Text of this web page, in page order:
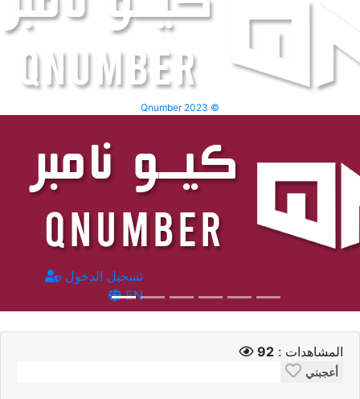
Qnumber 2023 ©
تسجيل الدخول
EN
المشاهدات : 92
أعجبني